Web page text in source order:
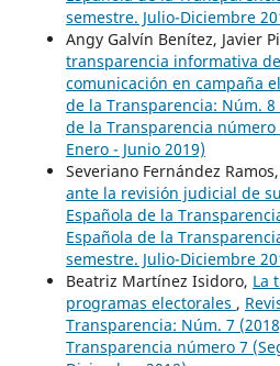
semestre. Julio-Diciembre
Angy Galvín Benítez, Javier
transparencia informativa
comunicación en campaña
de la Transparencia: Núm. 8
de la Transparencia
Enero - Junio 2019)
Severiano Fernández Ramos,
ante la revisión judicial de
Española de la
Española de la
semestre. Julio-Diciembre
Beatriz Martínez Isidoro, La
programas electorales ,
Transparencia: Núm. 7
Transparencia número 7